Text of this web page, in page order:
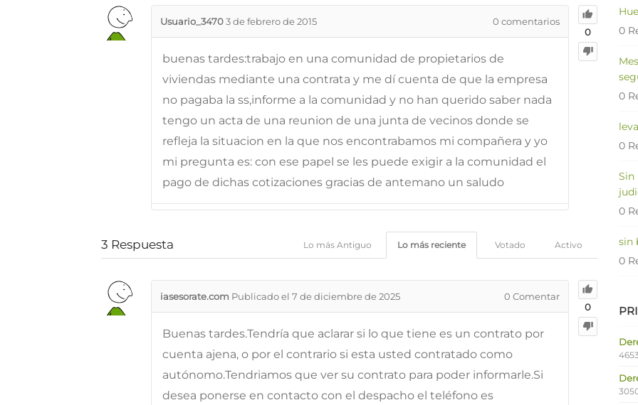
0
Usuario_34703 de febrero de 2015 0 comentarios
buenas tardes:trabajo en una comunidad de propietarios de
viviendas mediante una contrata y me dí cuenta de que la empresa
no pagaba la ss,informe a la comunidad y no han querido saber nada
tengo un acta de una reunion de una junta de vecinos donde se
refleja la situacion en la que nos encontrabamos mi compañera y yo
mi pregunta es: con ese papel se les puede exigir a la comunidad el
pago de dichas cotizaciones gracias de antemano un saludo
3 Respuesta Activo
Votado
Lo más reciente
Lo más Antiguo
0
iasesorate.com Publicado el 7 de diciembre de 2025 0 Comentar
Buenas tardes.Tendría que aclarar si lo que tiene es un contrato por
cuenta ajena, o por el contrario si esta usted contratado como
autónomo.Tendriamos que ver su contrato para poder informarle.Si
desea ponerse en contacto con el despacho el teléfono es
0
0
0
Sin
0
sin
0